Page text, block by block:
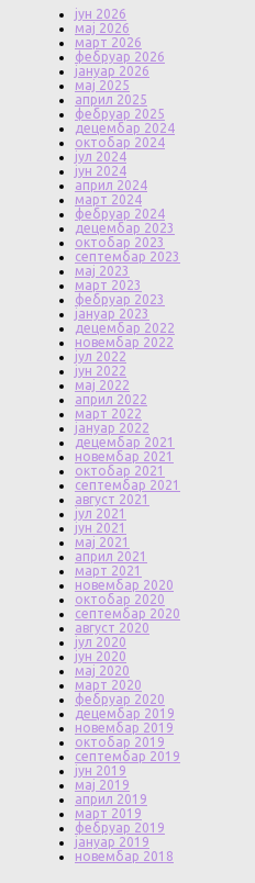
јун 2026
мај 2026
март 2026
фебруар 2026
јануар 2026
мај 2025
април 2025
фебруар 2025
децембар 2024
октобар 2024
јул 2024
јун 2024
април 2024
март 2024
фебруар 2024
децембар 2023
октобар 2023
септембар 2023
мај 2023
март 2023
фебруар 2023
јануар 2023
децембар 2022
новембар 2022
јул 2022
јун 2022
мај 2022
април 2022
март 2022
јануар 2022
децембар 2021
новембар 2021
октобар 2021
септембар 2021
август 2021
јул 2021
јун 2021
мај 2021
април 2021
март 2021
новембар 2020
октобар 2020
септембар 2020
август 2020
јул 2020
јун 2020
мај 2020
март 2020
фебруар 2020
децембар 2019
новембар 2019
октобар 2019
септембар 2019
јун 2019
мај 2019
април 2019
март 2019
фебруар 2019
јануар 2019
новембар 2018